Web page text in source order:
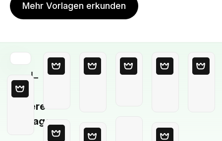
Mehr Vorlagen erkunden
Leere
Vorlage